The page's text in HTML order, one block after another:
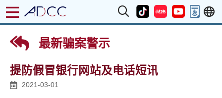
最新骗案警示
提防假冒银行网站及电话短讯
2021-03-01